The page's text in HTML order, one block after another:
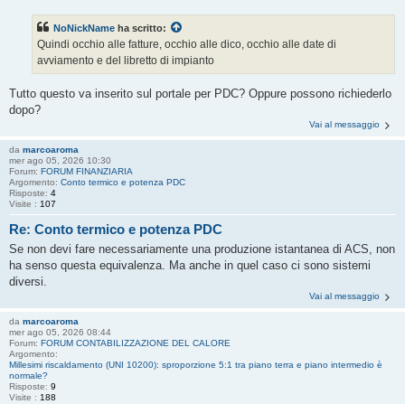
NoNickName ha scritto:
Quindi occhio alle fatture, occhio alle dico, occhio alle date di
avviamento e del libretto di impianto
Tutto questo va inserito sul portale per PDC? Oppure possono richiederlo
dopo?
Vai al messaggio
da marcoaroma
mer ago 05, 2026 10:30
Forum: FORUM FINANZIARIA
Argomento: Conto termico e potenza PDC
Risposte: 4
Visite : 107
Re: Conto termico e potenza PDC
Se non devi fare necessariamente una produzione istantanea di ACS, non
ha senso questa equivalenza. Ma anche in quel caso ci sono sistemi
diversi.
Vai al messaggio
da marcoaroma
mer ago 05, 2026 08:44
Forum: FORUM CONTABILIZZAZIONE DEL CALORE
Argomento:
Millesimi riscaldamento (UNI 10200): sproporzione 5:1 tra piano terra e piano intermedio è
normale?
Risposte: 9
Visite : 188